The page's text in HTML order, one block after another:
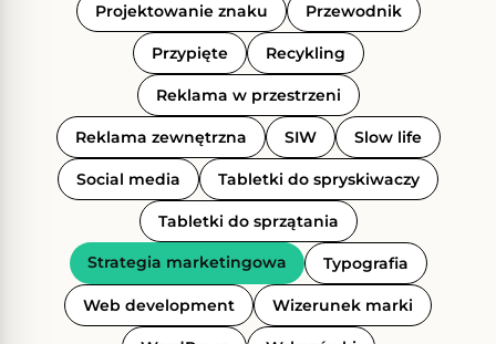
Projektowanie znaku Przewodnik
Przypięte Recykling
Reklama w przestrzeni
Reklama zewnętrzna SIW Slow life
Social media Tabletki do spryskiwaczy
Tabletki do sprzątania
Strategia marketingowa Typografia
Web development Wizerunek marki